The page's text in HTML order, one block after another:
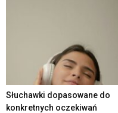
Słuchawki dopasowane do
konkretnych oczekiwań